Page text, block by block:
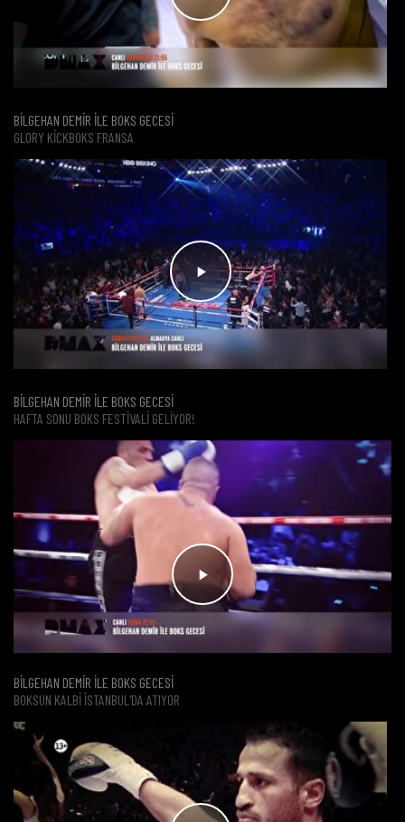
BİLGEHAN DEMİR İLE BOKS GECESİ
GLORY KICKBOKS FRANSA
BİLGEHAN DEMİR İLE BOKS GECESİ
HAFTA SONU BOKS FESTIVALI GELIYOR!
BİLGEHAN DEMİR İLE BOKS GECESİ
BOKSUN KALBI İSTANBUL'DA ATIYOR